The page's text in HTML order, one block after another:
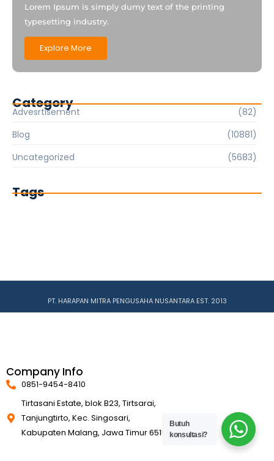
Lorem Ipsum is simply dumy text of the printing
typesetting industry.
Explore More
Category
Advesrtisement
(82)
Blog
(10881)
Uncategorized
(5683)
Tags
PT. HARAPAN MITRA PENGUSAHA NUSANTARA EST. 2013
Company Info
0851-9454-8410
Tirtasani Estate, blok B23, Tirtsarai,
Tanjungtirto, Kec. Singosari,
Kabupaten Malang, Jawa Timur 65153
Butuh
konsultasi?